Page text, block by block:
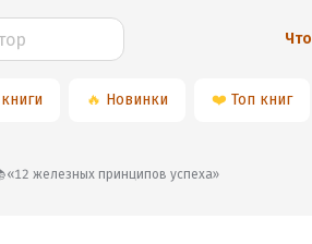
🔥 Новинки ❤️ Топ книг
📚«12 железных принципов успеха»